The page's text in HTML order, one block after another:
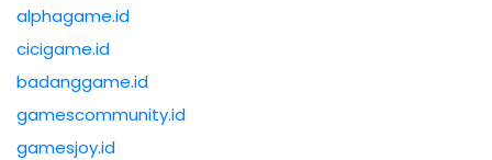
alphagame.id
cicigame.id
badanggame.id
gamescommunity.id
gamesjoy.id